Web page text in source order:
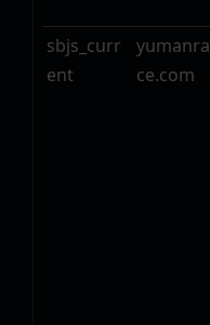
sbjs_curr
ent
yumanra
ce.com